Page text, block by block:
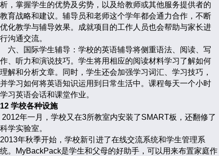
析，掌握学生的优势及劣势，以及给教师或其他服务提供者的
教育战略和建议。辅导员和老师这个学年都会通力合作，不断
优化教学与辅导效果。成就项目的工作人员也会帮助与家长进
行沟通交流。
六、国际学生辅导：学校的英语辅导将侧重语法、阅读、写
作、听力和演说技巧。学生将用相应的阅读材料学习了解如何
理解和分析文章。同时，学生还会加强学习词汇、学习技巧，
并学习如何将英语知识运用到日常生活中。课程每天一个小时
学习英语会话和课堂作业。
12 学校各种设施
2012年一月，学校又在3所教室内安装了SMART板，还翻修了
科学实验室。
2013年秋季开始，学校新引进了在线交流系统和学生管理系
统。MyBackPack是学生和父母的好助手，可以用来布置家庭作